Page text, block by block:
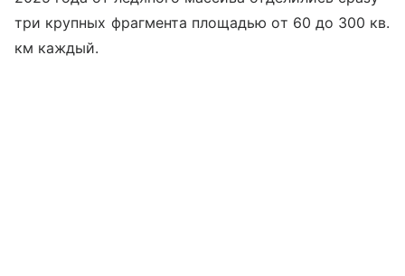
три крупных фрагмента площадью от 60 до 300 кв.
км каждый.